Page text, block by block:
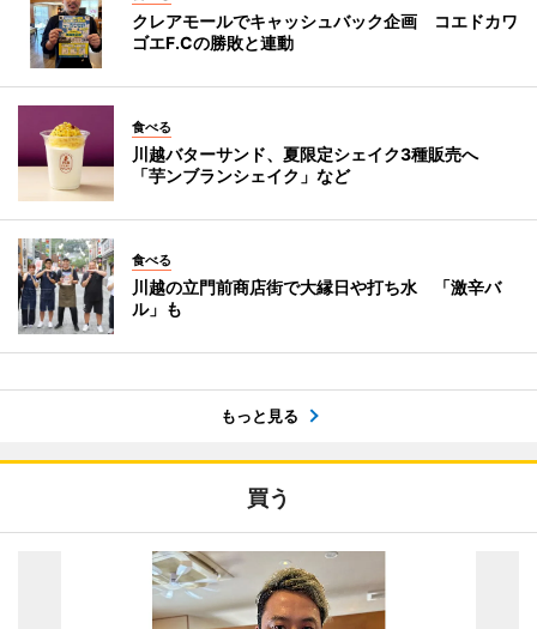
クレアモールでキャッシュバック企画 コエドカワ
ゴエF.Cの勝敗と連動
食べる
川越バターサンド、夏限定シェイク3種販売へ
「芋ンブランシェイク」など
食べる
川越の立門前商店街で大縁日や打ち水 「激辛バ
ル」も
もっと見る
買う